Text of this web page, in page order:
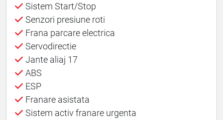
Sistem Start/Stop
Senzori presiune roti
Frana parcare electrica
Servodirectie
Jante aliaj 17
ABS
ESP
Franare asistata
Sistem activ franare urgenta